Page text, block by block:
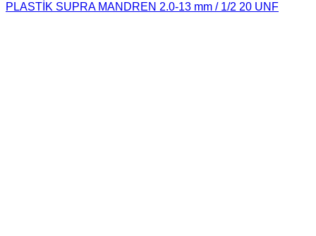
PLASTİK SUPRA MANDREN 2.0-13 mm / 1/2 20 UNF